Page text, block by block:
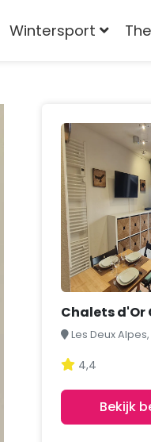
Wintersport
Chalets d'Or
Les Deux
4,4
Bekijk